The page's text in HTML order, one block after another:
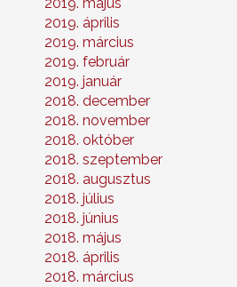
2019. április
2019. március
2019. február
2019. január
2018. december
2018. november
2018. október
2018. szeptember
2018. augusztus
2018. július
2018. június
2018. május
2018. április
2018. március